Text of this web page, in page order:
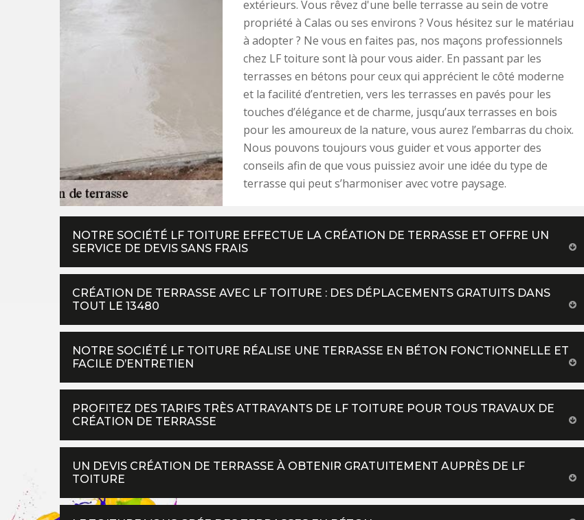
extérieurs. Vous rêvez d'une belle terrasse au sein de votre
propriété à Calas ou ses environs ? Vous hésitez sur le matériau
à adopter ? Ne vous en faites pas, nos maçons professionnels
chez LF toiture sont là pour vous aider. En passant par les
terrasses en bétons pour ceux qui apprécient le côté moderne
et la facilité d’entretien, vers les terrasses en pavés pour les
touches d’élégance et de charme, jusqu’aux terrasses en bois
pour les amoureux de la nature, vous aurez l’embarras du choix.
Nous pouvons toujours vous guider et vous apporter des
conseils afin de que vous puissiez avoir une idée du type de
terrasse qui peut s’harmoniser avec votre paysage.
NOTRE SOCIÉTÉ LF TOITURE EFFECTUE LA CRÉATION DE TERRASSE ET OFFRE UN
SERVICE DE DEVIS SANS FRAIS
CRÉATION DE TERRASSE AVEC LF TOITURE : DES DÉPLACEMENTS GRATUITS DANS
TOUT LE 13480
NOTRE SOCIÉTÉ LF TOITURE RÉALISE UNE TERRASSE EN BÉTON FONCTIONNELLE ET
FACILE D’ENTRETIEN
PROFITEZ DES TARIFS TRÈS ATTRAYANTS DE LF TOITURE POUR TOUS TRAVAUX DE
CRÉATION DE TERRASSE
UN DEVIS CRÉATION DE TERRASSE À OBTENIR GRATUITEMENT AUPRÈS DE LF
TOITURE